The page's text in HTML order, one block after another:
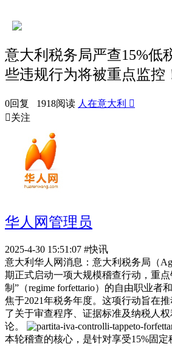
意大利税务局严查15%低
些违规行为将被重点监控
0回复 1918阅读 人在意大利 
关注
华人网管理员
2025-4-30 15:51:07 #快讯
意大利华人网消息：意大利税务局（
期正式启动一项大规模稽查行动，重
制”（regime forfettario）的自由职业者
焦于2021年税务年度。这项行动旨在
了关于审查程序、证据标准及纳税人
论。
本轮稽查的核心，是针对享受15%固定